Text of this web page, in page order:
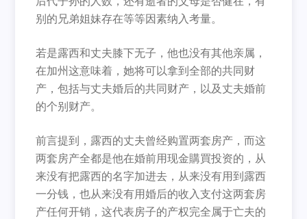
别的兄弟姐妹存在等等因素纳入考量。
若是露西和丈夫膝下无子，他也没有其他亲属，
在加州这意味着，她将可以拿到全部的共同财
产，包括与丈夫婚后的共同财产，以及丈夫婚前
的个别财产。
前言提到，露西的丈夫曾经购置两套房产，而这
两套房产全都是他在婚前用现金購買投资的，从
来没有把露西的名字加进去，从来没有用到露西
一分钱，也从来没有用婚后的收入支付这两套房
产任何开销，这代表房子的产权完全属于亡夫的